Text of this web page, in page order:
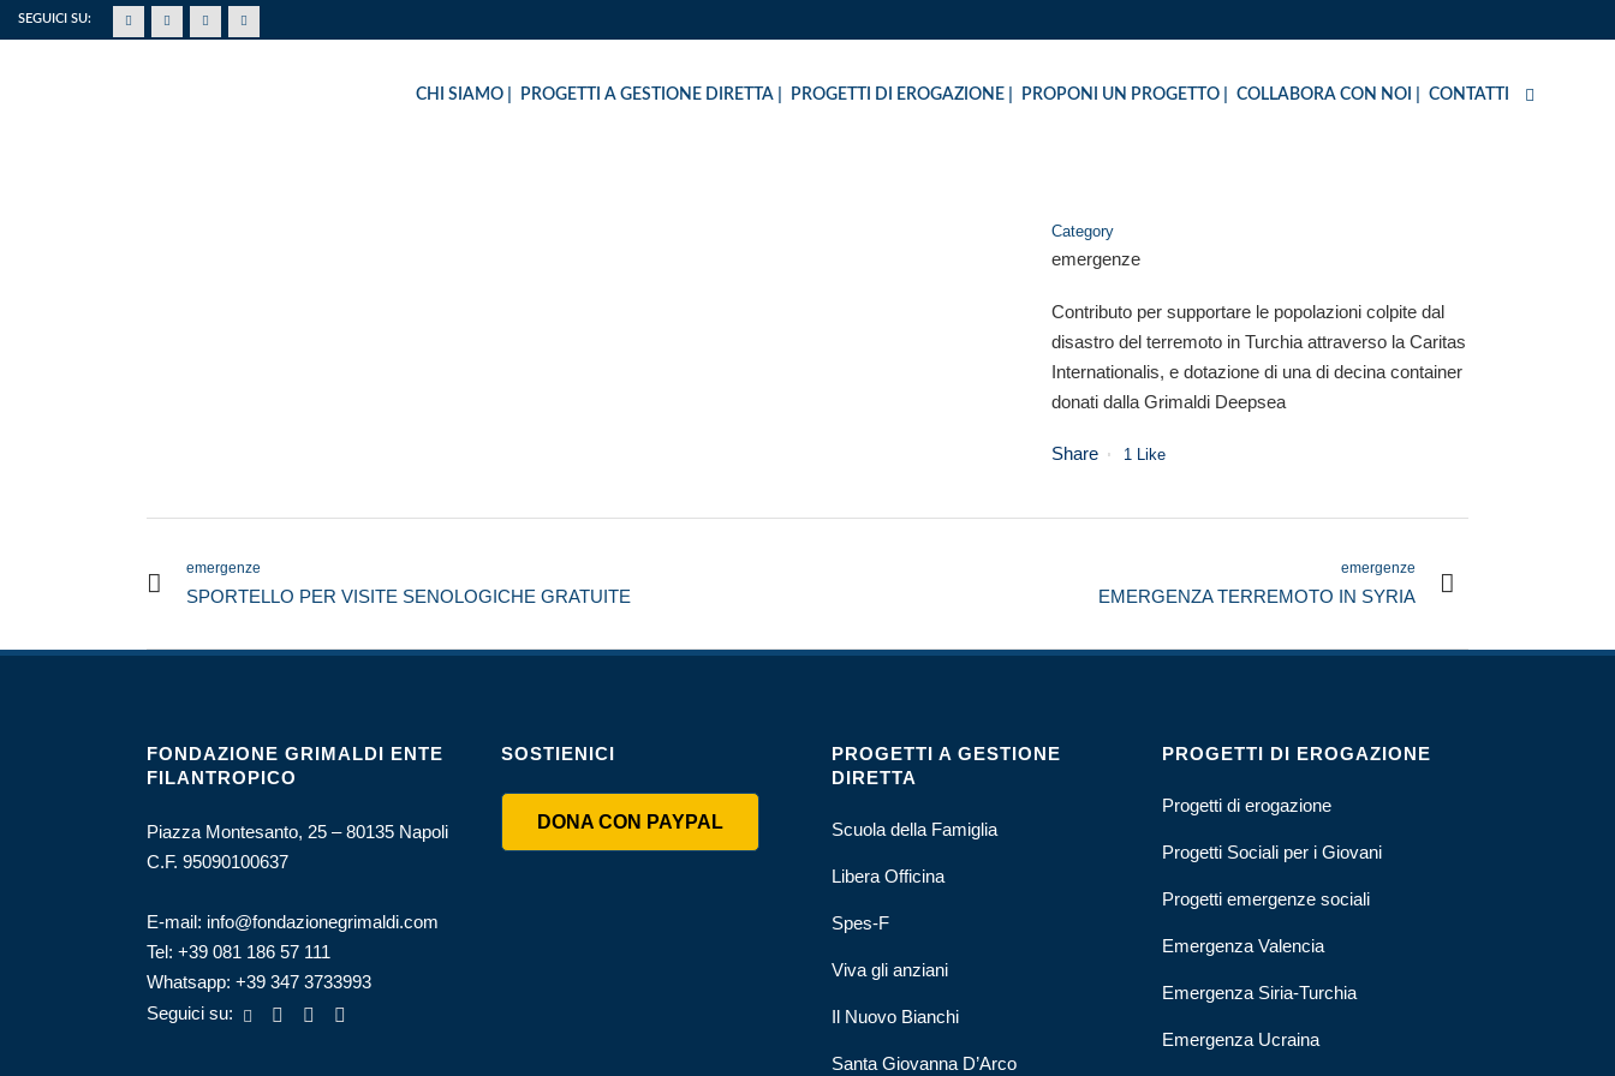
SEGUICI SU:
CHI SIAMO PROGETTI A GESTIONE DIRETTA PROGETTI DI EROGAZIONE PROPONI UN PROGETTO COLLABORA CON NOI CONTATTI
Category
emergenze
Contributo per supportare le popolazioni colpite dal
disastro del terremoto in Turchia attraverso la Caritas
Internationalis, e dotazione di una di decina container
donati dalla Grimaldi Deepsea
Share 1 Like
emergenze
SPORTELLO PER VISITE SENOLOGICHE GRATUITE
emergenze
EMERGENZA TERREMOTO IN SYRIA
FONDAZIONE GRIMALDI ENTE
FILANTROPICO
Piazza Montesanto, 25 – 80135 Napoli
C.F. 95090100637
E-mail: info@fondazionegrimaldi.com
Tel: +39 081 186 57 111
Whatsapp: +39 347 3733993
Seguici su:
SOSTIENICI
DONA CON PAYPAL
PROGETTI A GESTIONE
DIRETTA
Scuola della Famiglia
Libera Officina
Spes-F
Viva gli anziani
Il Nuovo Bianchi
Santa Giovanna D’Arco
PROGETTI DI EROGAZIONE
Progetti di erogazione
Progetti Sociali per i Giovani
Progetti emergenze sociali
Emergenza Valencia
Emergenza Siria-Turchia
Emergenza Ucraina